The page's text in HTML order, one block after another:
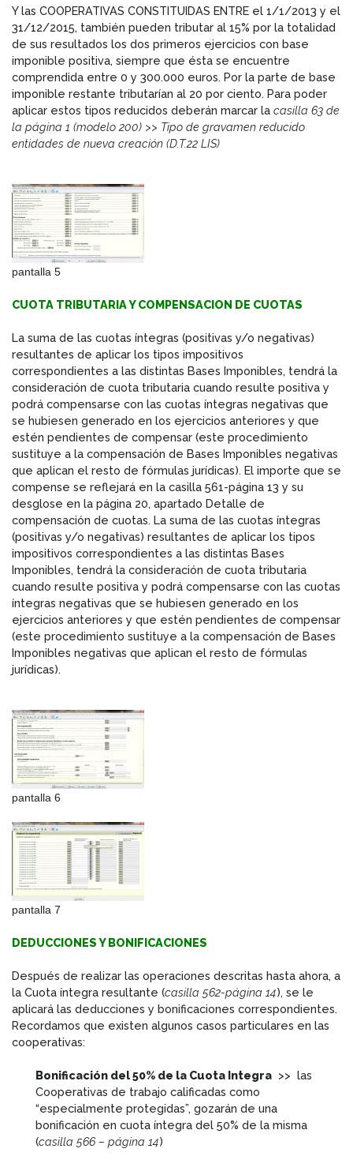
Y las COOPERATIVAS CONSTITUIDAS ENTRE el 1/1/2013 y el
31/12/2015, también pueden tributar al 15% por la totalidad
de sus resultados los dos primeros ejercicios con base
imponible positiva, siempre que ésta se encuentre
comprendida entre 0 y 300.000 euros. Por la parte de base
imponible restante tributarían al 20 por ciento. Para poder
aplicar estos tipos reducidos deberán marcar la casilla 63 de
la página 1 (modelo 200) >> Tipo de gravamen reducido
entidades de nueva creación (D.T.22 LIS)
pantalla 5
CUOTA TRIBUTARIA Y COMPENSACION DE CUOTAS
La suma de las cuotas íntegras (positivas y/o negativas)
resultantes de aplicar los tipos impositivos
correspondientes a las distintas Bases Imponibles, tendrá la
consideración de cuota tributaria cuando resulte positiva y
podrá compensarse con las cuotas íntegras negativas que
se hubiesen generado en los ejercicios anteriores y que
estén pendientes de compensar (este procedimiento
sustituye a la compensación de Bases Imponibles negativas
que aplican el resto de fórmulas jurídicas). El importe que se
compense se reflejará en la casilla 561-página 13 y su
desglose en la página 20, apartado Detalle de
compensación de cuotas. La suma de las cuotas íntegras
(positivas y/o negativas) resultantes de aplicar los tipos
impositivos correspondientes a las distintas Bases
Imponibles, tendrá la consideración de cuota tributaria
cuando resulte positiva y podrá compensarse con las cuotas
íntegras negativas que se hubiesen generado en los
ejercicios anteriores y que estén pendientes de compensar
(este procedimiento sustituye a la compensación de Bases
Imponibles negativas que aplican el resto de fórmulas
jurídicas).
pantalla 6
pantalla 7
DEDUCCIONES Y BONIFICACIONES
Después de realizar las operaciones descritas hasta ahora, a
la Cuota íntegra resultante (casilla 562-página 14), se le
aplicará las deducciones y bonificaciones correspondientes.
Recordamos que existen algunos casos particulares en las
cooperativas:
Bonificación del 50% de la Cuota Integra >> las
Cooperativas de trabajo calificadas como
“especialmente protegidas”, gozarán de una
bonificación en cuota íntegra del 50% de la misma
(casilla 566 – página 14)